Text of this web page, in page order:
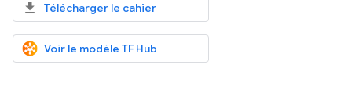
Télécharger le cahier
Voir le modèle TF Hub